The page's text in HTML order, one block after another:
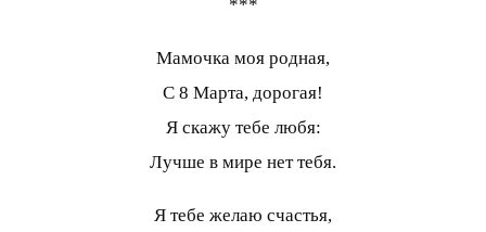
***
Мамочка моя родная,
С 8 Марта, дорогая!
Я скажу тебе любя:
Лучше в мире нет тебя.
Я тебе желаю счастья,